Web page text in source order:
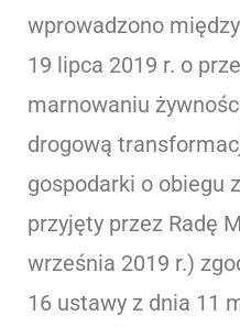
wprowadzono
19 lipca 2019 r. o
marnowaniu
drogową
gospodarki o obiegu
przyjęty przez Radę
września 2019 r.)
16 ustawy z dnia 11